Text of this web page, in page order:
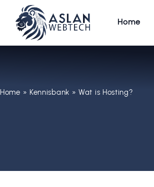
Home
Home » Kennisbank »Wat is Hosting?